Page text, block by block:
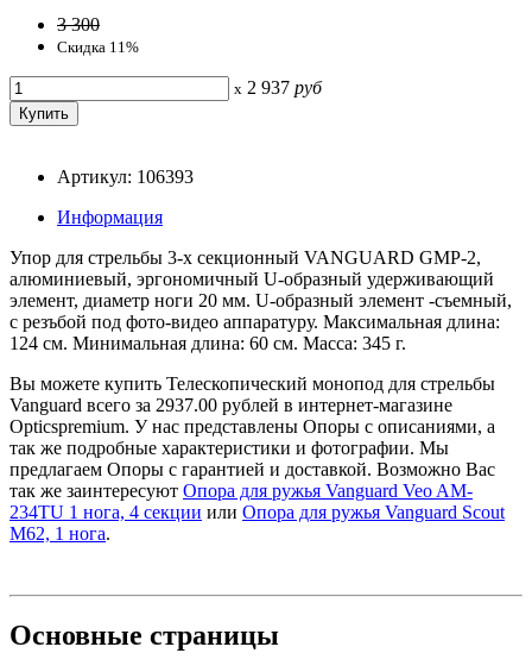
3 300
Скидка 11%
x 2 937 руб
Артикул: 106393
Информация
Упор для стрельбы 3-х секционный VANGUARD GMP-2,
алюминиевый, эргономичный U-образный удерживающий
элемент, диаметр ноги 20 мм. U-образный элемент -съемный,
с резъбой под фото-видео аппаратуру. Максимальная длина:
124 см. Минимальная длина: 60 см. Масса: 345 г.
Вы можете купить Телескопический монопод для стрельбы
Vanguard всего за 2937.00 рублей в интернет-магазине
Opticspremium. У нас представлены Опоры с описаниями, а
так же подробные характеристики и фотографии. Мы
предлагаем Опоры с гарантией и доставкой. Возможно Вас
так же заинтересуют Опора для ружья Vanguard Veo AM-
234TU 1 нога, 4 секции или Опора для ружья Vanguard Scout
M62, 1 нога.
Основные страницы